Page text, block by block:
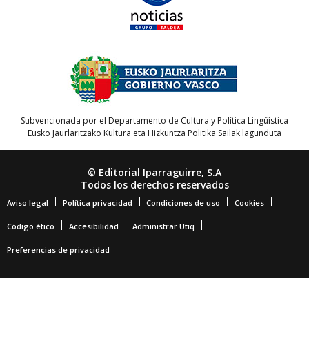
Subvencionada por el Departamento de Cultura y Política Lingüística
Eusko Jaurlaritzako Kultura eta Hizkuntza Politika Sailak lagunduta
© Editorial Iparraguirre, S.A
Todos los derechos reservados
Aviso legal Política privacidad Condiciones de uso Cookies
Código ético Accesibilidad Administrar Utiq
Preferencias de privacidad